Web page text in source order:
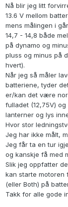
Nå blir jeg litt
13.6 V mellom
mens målingen i
14,7 - 14,8 både
på dynamo og
pluss og minus på
hvert).
Når jeg så måler
batteriene, tyder
er/kan det være
fulladet (12,75V)
lanterner og lys
Hvor stor
Jeg har ikke målt,
Jeg får ta en tur
og kanskje få med
Slik jeg oppfatter
kan starte motoren
(eller Both) på
Takk for alle gode